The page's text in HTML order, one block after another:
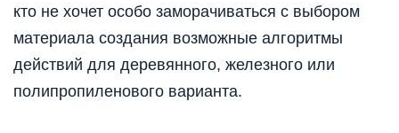
кто не хочет особо заморачиваться с выбором
материала создания возможные алгоритмы
действий для деревянного, железного или
полипропиленового варианта.